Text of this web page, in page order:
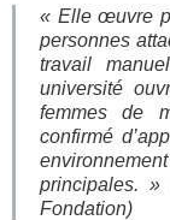
« Elle œuvre
personnes
travail
université
femmes de
confirmé
principales.»
Fondation)